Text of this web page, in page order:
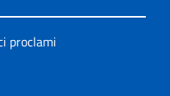
proclami